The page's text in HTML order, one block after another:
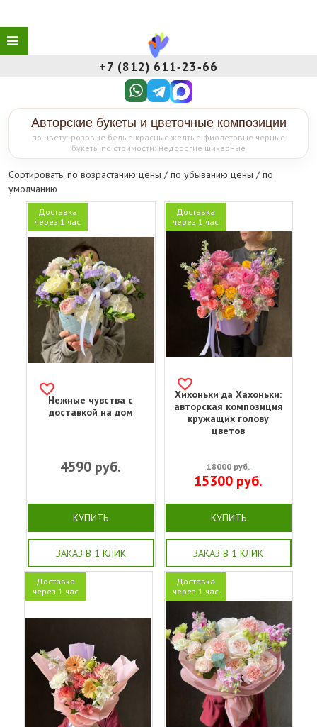
+7 (812) 611‑23‑66
Авторские букеты и цветочные композиции
по цвету: розовые белые красные желтые фиолетовые черные
букеты по стоимости: недорогие шикарные
Сортировать: по возрастанию цены /по убыванию цены / по
умолчанию
Доставка
через 1 час
Нежные чувства с
доставкой на дом
4590 руб.
КУПИТЬ
ЗАКАЗ В 1 КЛИК
Доставка
через 1 час
Хихоньки да Хахоньки:
авторская композиция
кружащих голову
цветов
18000руб.
15300 руб.
КУПИТЬ
ЗАКАЗ В 1 КЛИК
Доставка
через 1 час
Доставка
через 1 час